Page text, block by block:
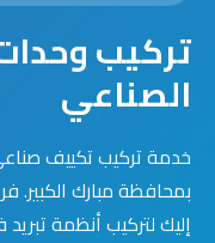
تركيب
الصناعي
خدمة تركيب تكييف
بمحافظة مبارك
إليك لتركيب أنظمة